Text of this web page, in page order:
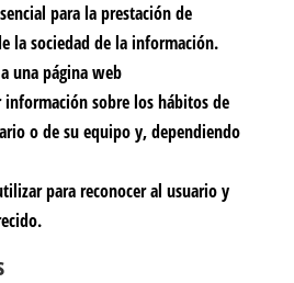
para la prestación de
la sociedad de la información.
una página web
información sobre los hábitos de
o de su equipo y, dependiendo
para reconocer al usuario y